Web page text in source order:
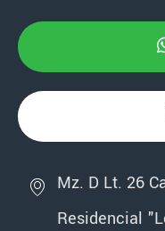
Mz. D Lt. 26
Residencial